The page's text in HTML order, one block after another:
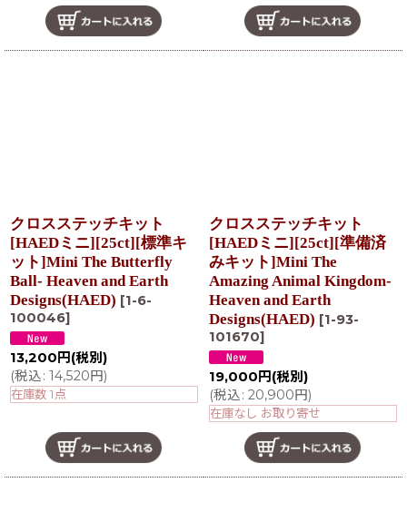
クロスステッチキット
[HAEDミニ][25ct][標準キ
ット]Mini The Butterfly
Ball- Heaven and Earth
Designs(HAED) [1-6-
100046]
13,200 円 (税別)
(税込: 14,520円)
在庫数 1点
クロスステッチキット
[HAEDミニ][25ct][準備済
みキット]Mini The
Amazing Animal Kingdom-
Heaven and Earth
Designs(HAED) [1-93-
101670]
19,000 円 (税別)
(税込: 20,900円)
在庫なし お取り寄せ